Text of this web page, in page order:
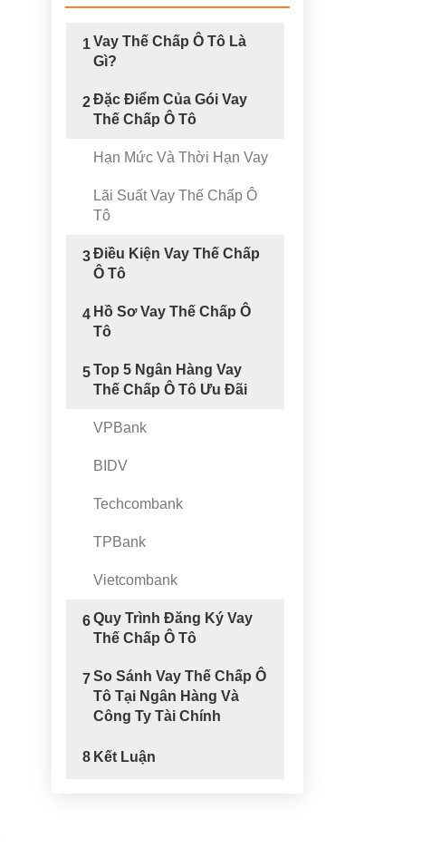
1Vay Thế Chấp Ô Tô Là
Gì?
2Đặc Điểm Của Gói Vay
Thế Chấp Ô Tô
Hạn Mức Và Thời Hạn Vay
Lãi Suất Vay Thế Chấp Ô
Tô
3Điều Kiện Vay Thế Chấp
Ô Tô
4 Hồ Sơ Vay Thế Chấp Ô
Tô
5Top 5 Ngân Hàng Vay
Thế Chấp Ô Tô Ưu Đãi
VPBank
BIDV
Techcombank
TPBank
Vietcombank
6Quy Trình Đăng Ký Vay
Thế Chấp Ô Tô
7So Sánh Vay Thế Chấp Ô
Tô Tại Ngân Hàng Và
Công Ty Tài Chính
8 Kết Luận